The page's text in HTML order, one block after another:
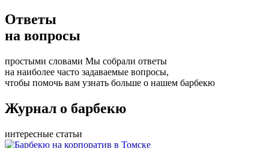
Ответы
на вопросы
простыми словами Мы собрали ответы
на наиболее часто задаваемые вопросы,
чтобы помочь вам узнать больше о нашем барбекю
Журнал о барбекю
интересные статьи